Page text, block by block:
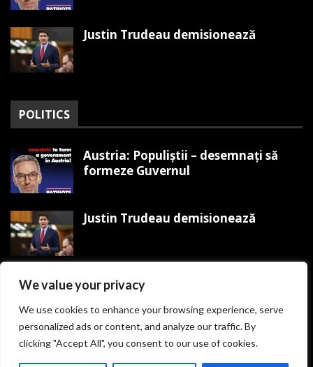
We value your privacy
We use cookies to enhance your browsing experience, serve
personalized ads or content, and analyze our traffic. By
clicking "Accept All", you consent to our use of cookies.
Justin Trudeau demisionează
POLITICS
Austria: Populiștii – desemnați să
formeze Guvernul
Justin Trudeau demisionează
Trump organizează Mitingul
Victoriei MAGA pe 19 ianuarie